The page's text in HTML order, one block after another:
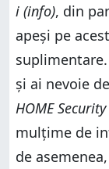
i (info), din
apeși pe
și ai nevoie
HOME
mulțime de
de